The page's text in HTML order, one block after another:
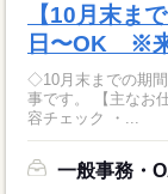
【10月末ま
日〜OK ※
◇10月末までの期間限定◇ 省エネ家電キャンペー
事です。 【主なお仕事】 ・申請内容の確認 ・レシートや保証書の内
容チェック ・...
一般事務・